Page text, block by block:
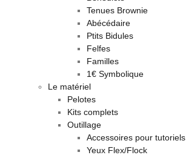
Tenues Brownie
Abécédaire
Ptits Bidules
Felfes
Familles
1€ Symbolique
Le matériel
Pelotes
Kits complets
Outillage
Accessoires pour tutoriels
Yeux Flex/Flock